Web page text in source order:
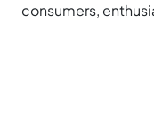
consumers,